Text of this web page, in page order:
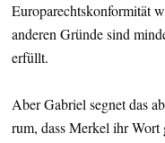
Europarechtskonformität
anderen Gründe sind
erfüllt.
Aber Gabriel segnet das
rum, dass Merkel ihr Wort